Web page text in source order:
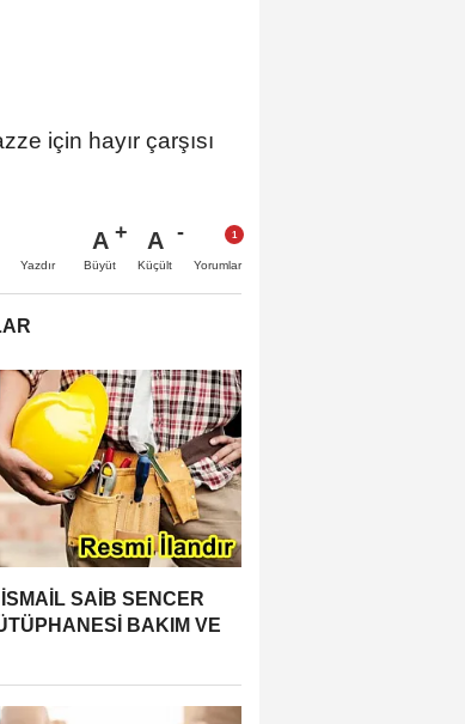
için hayır çarşısı
Yazdır
A
Büyüt
A
Küçült Yorumlar
SAİB SENCER
BAKIM VE